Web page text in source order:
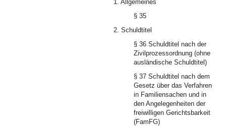
1. Allgemeines
§ 35
2. Schuldtitel
§ 36 Schuldtitel nach der
Zivilprozessordnung (ohne
ausländische Schuldtitel)
§ 37 Schuldtitel nach dem
Gesetz über das Verfahren
in Familiensachen und in
den Angelegenheiten der
freiwilligen Gerichtsbarkeit
(FamFG)